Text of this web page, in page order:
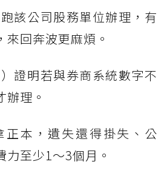
該公司股務單位辦理，有
回奔波更麻煩。
證明若與券商系統數字不
辦理。
正本，遺失還得掛失、公
至少1〜3個月。